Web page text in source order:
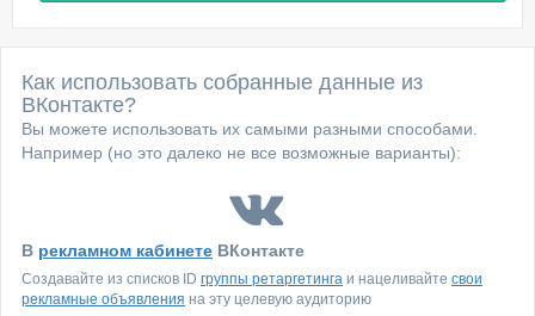
Как использовать собранные данные из
ВКонтакте?
Вы можете использовать их самыми разными способами.
Например (но это далеко не все возможные варианты):
В рекламном кабинете ВКонтакте
Создавайте из списков ID группы ретаргетинга и нацеливайте свои
рекламные объявления на эту целевую аудиторию